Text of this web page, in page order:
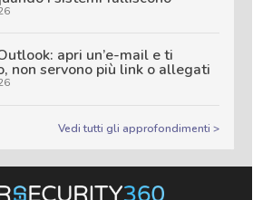
apri un’e-mail e ti
non servono più link o allegati
Vedi tutti gli approfondimenti >